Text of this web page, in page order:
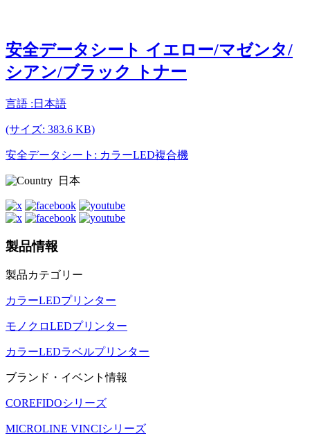
安全データシート イエロー/マゼンタ/
シアン/ブラック トナー
言語 :日本語
(サイズ: 383.6 KB)
安全データシート: カラーLED複合機
日本
製品情報
製品カテゴリー
カラーLEDプリンター
モノクロLEDプリンター
カラーLEDラベルプリンター
ブランド・イベント情報
COREFIDOシリーズ
MICROLINE VINCIシリーズ